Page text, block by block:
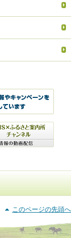
このページの先頭へ